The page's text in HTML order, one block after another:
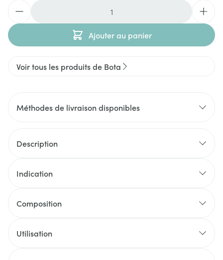
Ajouter au panier
Voir tous les produits de Bota
Méthodes de livraison disponibles
Description
Indication
Composition
Utilisation